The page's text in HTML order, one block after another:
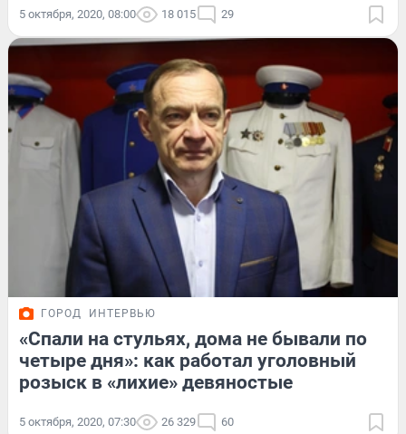
5 октября, 2020, 08:00 18 015 29
ГОРОД ИНТЕРВЬЮ
«Спали на стульях, дома не бывали по
четыре дня»: как работал уголовный
розыск в «лихие» девяностые
5 октября, 2020, 07:30 26 329 60